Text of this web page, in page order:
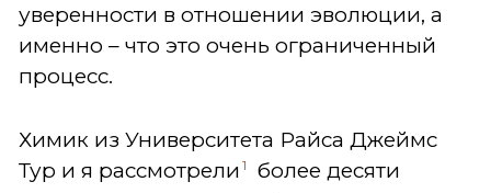
уверенности в отношении эволюции, а
именно – что это очень ограниченный
процесс.
Химик из Университета Райса Джеймс
Тур и я рассмотрели 1
более десяти